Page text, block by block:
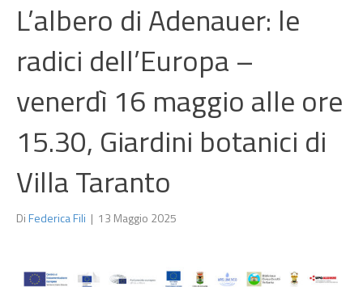
L’albero di Adenauer: le
radici dell’Europa –
venerdì 16 maggio alle ore
15.30, Giardini botanici di
Villa Taranto
DiFederica Fili | 13 Maggio 2025